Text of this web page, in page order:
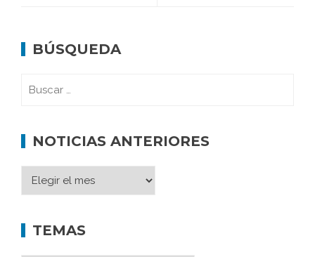
BÚSQUEDA
NOTICIAS ANTERIORES
TEMAS